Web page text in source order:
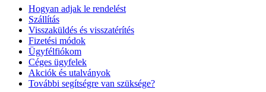
Hogyan adjak le rendelést
Szállítás
Visszaküldés és visszatérítés
Fizetési módok
Ügyfélfiókom
Céges ügyfelek
Akciók és utalványok
További segítségre van szüksége?